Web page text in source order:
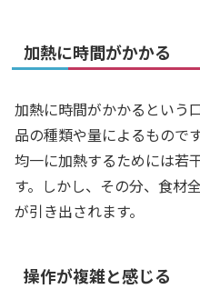
加熱に時間がかかる
加熱に時間がかかるという
品の種類や量によるもので
均一に加熱するためには若
す。しかし、その分、食材
が引き出されます。
操作が複雑と感じる